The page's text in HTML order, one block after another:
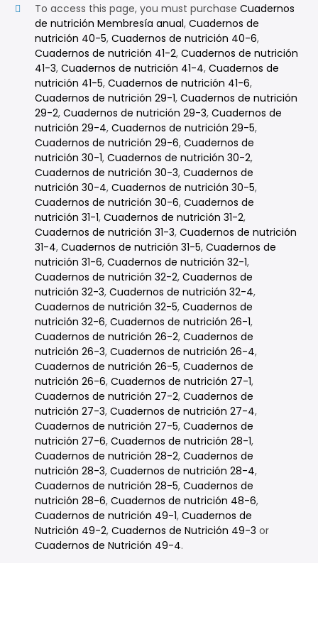
To access this page, you must purchase Cuadernos
de nutrición Membresía anual, Cuadernos de
nutrición 40-5, Cuadernos de nutrición 40-6,
Cuadernos de nutrición 41-2, Cuadernos de nutrición
41-3, Cuadernos de nutrición 41-4, Cuadernos de
nutrición 41-5, Cuadernos de nutrición 41-6,
Cuadernos de nutrición 29-1, Cuadernos de nutrición
29-2, Cuadernos de nutrición 29-3, Cuadernos de
nutrición 29-4, Cuadernos de nutrición 29-5,
Cuadernos de nutrición 29-6, Cuadernos de
nutrición 30-1, Cuadernos de nutrición 30-2,
Cuadernos de nutrición 30-3, Cuadernos de
nutrición 30-4, Cuadernos de nutrición 30-5,
Cuadernos de nutrición 30-6, Cuadernos de
nutrición 31-1, Cuadernos de nutrición 31-2,
Cuadernos de nutrición 31-3, Cuadernos de nutrición
31-4, Cuadernos de nutrición 31-5, Cuadernos de
nutrición 31-6, Cuadernos de nutrición 32-1,
Cuadernos de nutrición 32-2, Cuadernos de
nutrición 32-3, Cuadernos de nutrición 32-4,
Cuadernos de nutrición 32-5, Cuadernos de
nutrición 32-6, Cuadernos de nutrición 26-1,
Cuadernos de nutrición 26-2, Cuadernos de
nutrición 26-3, Cuadernos de nutrición 26-4,
Cuadernos de nutrición 26-5, Cuadernos de
nutrición 26-6, Cuadernos de nutrición 27-1,
Cuadernos de nutrición 27-2, Cuadernos de
nutrición 27-3, Cuadernos de nutrición 27-4,
Cuadernos de nutrición 27-5, Cuadernos de
nutrición 27-6, Cuadernos de nutrición 28-1,
Cuadernos de nutrición 28-2, Cuadernos de
nutrición 28-3, Cuadernos de nutrición 28-4,
Cuadernos de nutrición 28-5, Cuadernos de
nutrición 28-6, Cuadernos de nutrición 48-6,
Cuadernos de nutrición 49-1, Cuadernos de
Nutrición 49-2, Cuadernos de Nutrición 49-3 or
Cuadernos de Nutrición 49-4.